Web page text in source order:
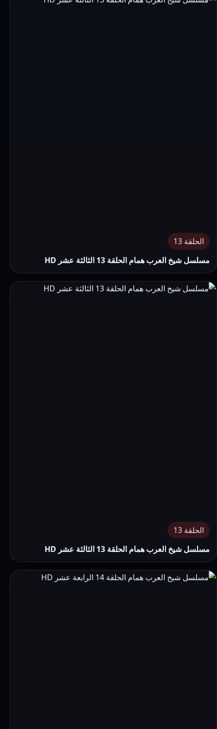
الحلقة 13
مسلسل شيخ العرب همام الحلقة 13 الثالثة عشر HD
الحلقة 13
مسلسل شيخ العرب همام الحلقة 13 الثالثة عشر HD